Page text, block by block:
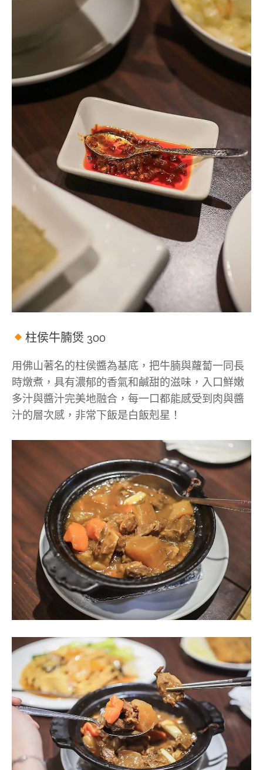
柱侯牛腩煲 300
用佛山著名的柱侯醬為基底，把牛腩與蘿蔔一同長
時燉煮，具有濃郁的香氣和鹹甜的滋味，入口鮮嫩
多汁與醬汁完美地融合，每一口都能感受到肉與醬
汁的層次感，非常下飯是白飯剋星！